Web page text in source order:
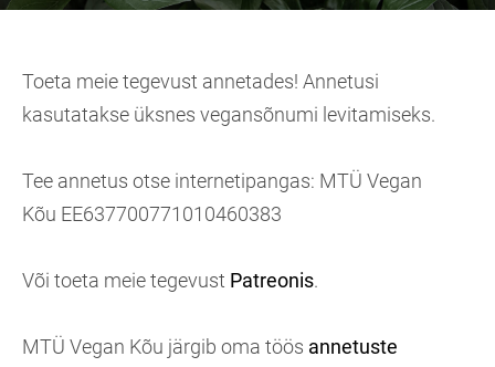
Toeta meie tegevust annetades! Annetusi
kasutatakse üksnes vegansõnumi levitamiseks.
Tee annetus otse internetipangas: MTÜ Vegan
Kõu EE637700771010460383
Või toeta meie tegevust Patreonis.
MTÜ Vegan Kõu järgib oma töös annetuste